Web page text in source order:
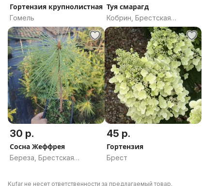
Гортензия крупнолистная
Гомель
Туя смарагд
Кобрин, Брестская
область
30 р.
Сосна Жеффрея
Береза, Брестская
45 р.
Гортензия
Брест
Kufar не несет ответственности за предлагаемый товар.